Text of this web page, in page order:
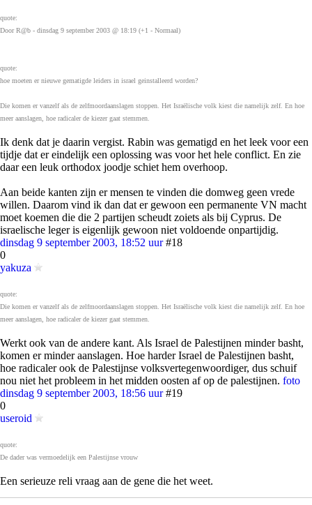
quote:
Door R@b - dinsdag 9 september 2003 @ 18:19 (+1 - Normaal)
quote:
hoe moeten er nieuwe gematigde leiders in israel geinstalleerd worden?
Die komen er vanzelf als de zelfmoordaanslagen stoppen. Het Israëlische volk kiest die namelijk zelf. En hoe
meer aanslagen, hoe radicaler de kiezer gaat stemmen.
Ik denk dat je daarin vergist. Rabin was gematigd en het leek voor een
tijdje dat er eindelijk een oplossing was voor het hele conflict. En zie
daar een leuk orthodox joodje schiet hem overhoop.
Aan beide kanten zijn er mensen te vinden die domweg geen vrede
willen. Daarom vind ik dan dat er gewoon een permanente VN macht
moet koemen die die 2 partijen scheudt zoiets als bij Cyprus. De
israelische leger is eigenlijk gewoon niet voldoende onpartijdig.
dinsdag 9 september 2003, 18:52 uur #18
0
yakuza
quote:
Die komen er vanzelf als de zelfmoordaanslagen stoppen. Het Israëlische volk kiest die namelijk zelf. En hoe
meer aanslagen, hoe radicaler de kiezer gaat stemmen.
Werkt ook van de andere kant. Als Israel de Palestijnen minder basht,
komen er minder aanslagen. Hoe harder Israel de Palestijnen basht,
hoe radicaler ook de Palestijnse volksvertegenwoordiger, dus schuif
nou niet het probleem in het midden oosten af op de palestijnen. foto
dinsdag 9 september 2003, 18:56 uur #19
0
useroid
quote:
De dader was vermoedelijk een Palestijnse vrouw
Een serieuze reli vraag aan de gene die het weet.